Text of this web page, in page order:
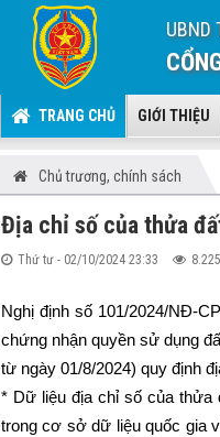
UBND
TRANG CHỦ GIỚI THIỆU
Chủ trương, chính sách
Địa chỉ số của thửa
Thứ tư - 02/10/2024 23:33 8.225
Nghị định số 101/2024/NĐ-CP
chứng nhận quyền sử dụng
từ ngày 01/8/2024) quy định
* Dữ liệu địa chỉ số của thửa
trong cơ sở dữ liệu quốc gia